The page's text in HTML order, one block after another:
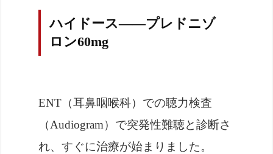
ハイドース――プレドニゾ
ロン60mg
ENT（耳鼻咽喉科）での聴力検査
（Audiogram）で突発性難聴と診断さ
れ、すぐに治療が始まりました。